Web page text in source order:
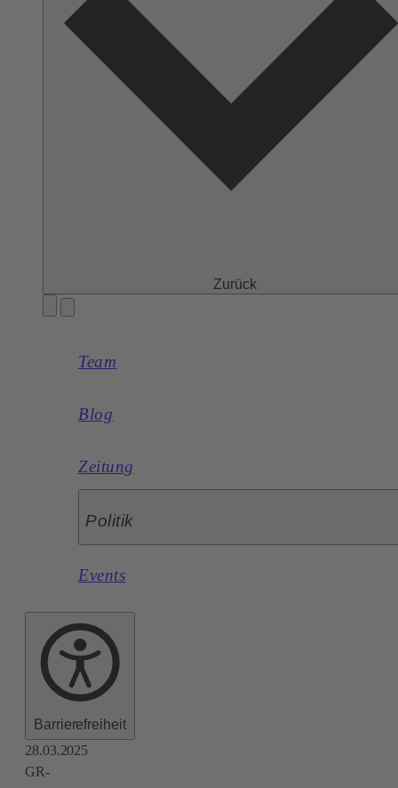
Zurück
Team
Blog
Zeitung
Politik
Events
Barrierefreiheit
28.03.2025
GR-